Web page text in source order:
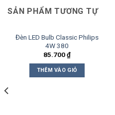
SẢN PHẨM TƯƠNG TỰ
Đèn LED Bulb Classic Philips
4W 380
85.700₫
THÊM VÀO GIỎ